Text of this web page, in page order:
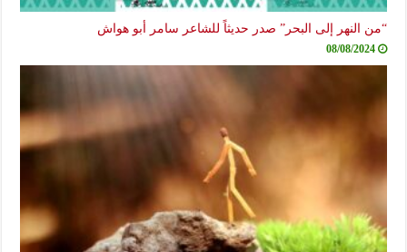
“من النهر إلى البحر” صدر حديثاً للشاعر سامر أبو هواش
08/08/2024